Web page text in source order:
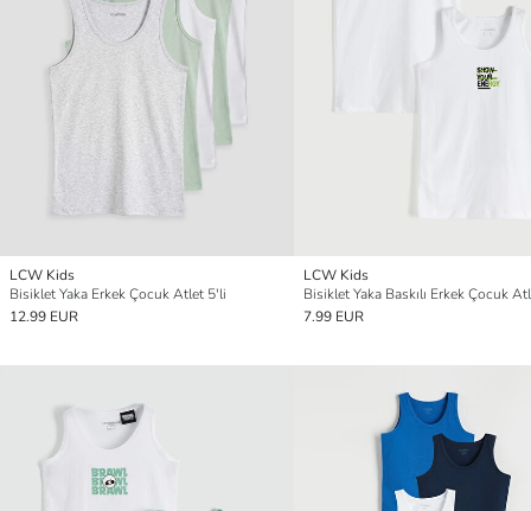
LCW Kids
Bisiklet Yaka Erkek Çocuk Atlet 5'li
12.99 EUR
LCW Kids
Bisiklet Yaka Baskılı Erkek Çocuk
7.99 EUR